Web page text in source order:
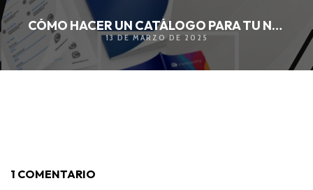
CÓMO HACER UN CATÁLOGO PARA TU NEGOCIO
13 DE MARZO DE 2025
1 COMENTARIO